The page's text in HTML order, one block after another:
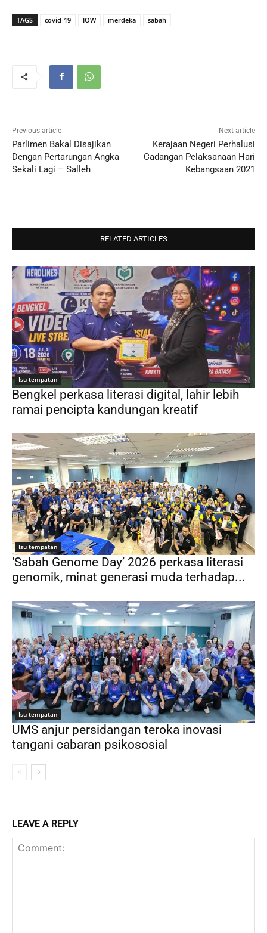
TAGS covid-19 IOW merdeka sabah
Previous article
Parlimen Bakal Disajikan
Dengan Pertarungan Angka
Sekali Lagi – Salleh
Next article
Kerajaan Negeri Perhalusi
Cadangan Pelaksanaan Hari
Kebangsaan 2021
RELATED ARTICLES
Isu tempatan
Bengkel perkasa literasi digital, lahir lebih
ramai pencipta kandungan kreatif
Isu tempatan
‘Sabah Genome Day’ 2026 perkasa literasi
genomik, minat generasi muda terhadap...
Isu tempatan
UMS anjur persidangan teroka inovasi
tangani cabaran psikososial
LEAVE A REPLY